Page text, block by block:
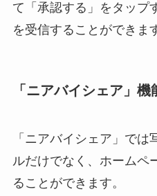
て「承認する」をタップ
を受信することができま
「ニアバイシェア」
「ニアバイシェア」で
ルだけでなく、ホームペ
ることができます。